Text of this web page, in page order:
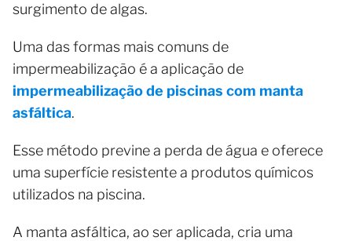
surgimento de algas.
Uma das formas mais comuns de
impermeabilização é a aplicação de
impermeabilização de piscinas com manta
asfáltica.
Esse método previne a perda de água e oferece
uma superfície resistente a produtos químicos
utilizados na piscina.
A manta asfáltica, ao ser aplicada, cria uma